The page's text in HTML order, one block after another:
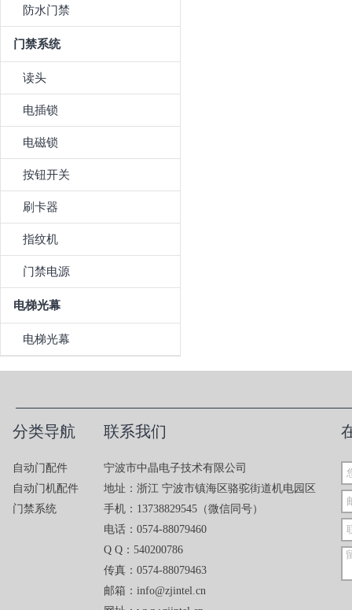
防水门禁
门禁系统
读头
电插锁
电磁锁
按钮开关
刷卡器
指纹机
门禁电源
电梯光幕
电梯光幕
分类导航
自动门配件
自动门机配件
门禁系统
联系我们
宁波市中晶电子技术有限公司
地址：浙江 宁波市镇海区骆驼街道机电园区
手机：13738829545（微信同号）
电话：0574-88079460
Q Q：540200786
传真：0574-88079463
邮箱：info@zjintel.cn